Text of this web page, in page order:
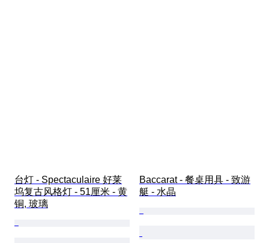
台灯 - Spectaculaire 好莱
坞复古风格灯 - 51厘米 - 黄
铜, 玻璃
Baccarat - 餐桌用具 - 致游
艇 - 水晶